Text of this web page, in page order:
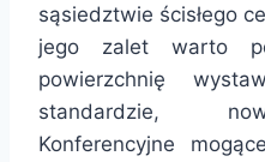
sąsiedztwie ścisłego
jego zalet warto
powierzchnię
standardzie,
Konferencyjne